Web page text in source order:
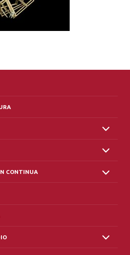
CONTINUA